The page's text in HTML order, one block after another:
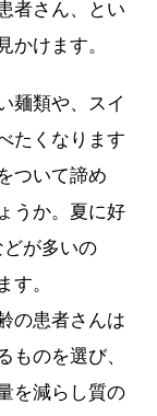
者さん、とい
かけます。
麺類や、スイ
たくなります
ついて諦め
うか。夏に好
どが多いの
す。
の患者さんは
ものを選び、
を減らし質の